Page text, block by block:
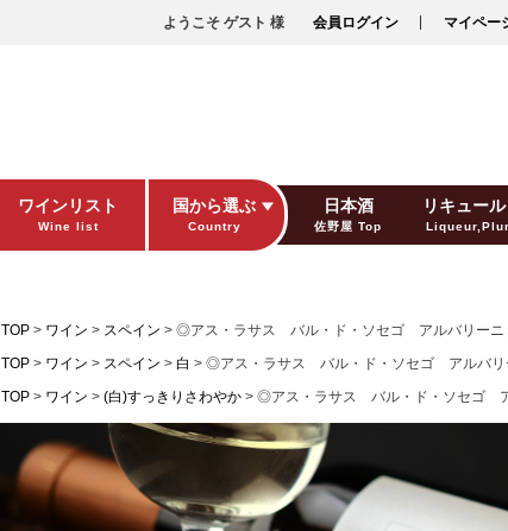
ようこそ ゲスト 様 会員ログイン マイペー
ワインリスト
Wine list
国から選ぶ
Country
日本酒
佐野屋 Top
リキュー
TOP ワイン スペイン
◎アス・ラサス バル・ド・ソセゴ アルバリー
TOP
ワイン スペイン 白
◎アス・ラサス バル・ド・ソセゴ アルバ
TOP
ワイン (白)すっきりさわやか ◎アス・ラサス バル・ド・ソセゴ